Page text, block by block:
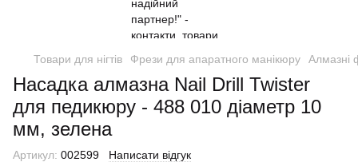
Товари для нігтів Фрези для апаратного манікюру Алмазні
Насадка алмазна Nail Drill Twister
для педикюру - 488 010 діаметр 10
мм, зелена
Артикул: 002599 Написати відгук